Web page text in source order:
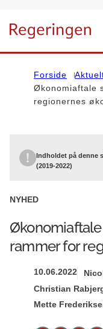
Gå til forsiden
Forside
Økonomiaftale
regionernes
Indholdet på denne
(2019-2022)
NYHED
rammer for
10.06.2022
Christian
Mette